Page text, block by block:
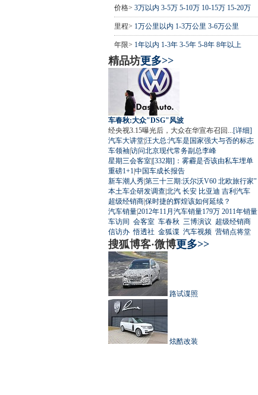
价格> 3万以内 3-5万 5-10万 10-15万 15-20万
里程> 1万公里以内 1-3万公里 3-6万公里
年限> 1年以内 1-3年 3-5年 5-8年 8年以上
精品坊更多>>
车春秋:大众"DSG"风波
经央视3.15曝光后，大众在华宣布召回... [详细]
汽车大讲堂|汪大总:汽车是国家强大与否的标志
车领袖|访问北京现代常务副总李峰
星期三会客室|[332期]：雾霾是否该由私车埋单
重磅1+1 |中国车成长报告
新车潮人秀|第三十三期:沃尔沃V60 北欧旅行家"
本土车企研发调查|北汽 长安 比亚迪 吉利汽车
超级经销商|保时捷的辉煌该如何延续？
汽车销量|2012年11月汽车销量179万 2011年销量
车访间 会客室 车春秋 三博演议 超级经销商
信访办 悟透社 金狐谍 汽车视频 营销点将堂
搜狐博客·微博更多>>
路试谍照
炫酷改装